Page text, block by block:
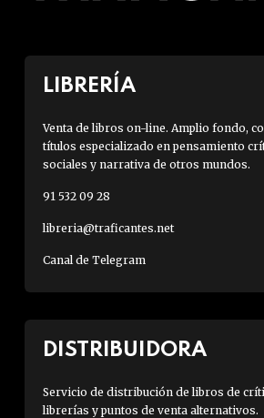
LIBRERÍA
Venta de libros on-line. Amplio fondo,
títulos especializado en pensamiento
sociales y narrativa de otros mundos.
91 532 09 28
libreria@traficantes.net
Canal de Telegram
DISTRIBUIDORA
Servicio de distribución de libros de
librerías y puntos de venta alternativos.